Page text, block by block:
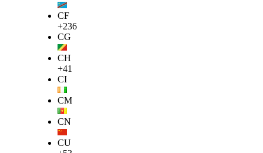
CF
+236
CG
CH
+41
CI
CM
CN
CU